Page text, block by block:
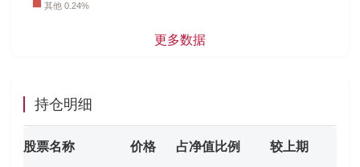
更多数据
持仓明细
股票名称 价格 占净值比例 较上期